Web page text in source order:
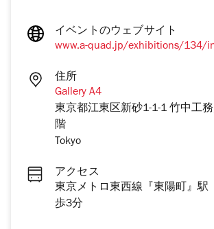
イベントのウェブサイト
www.a-quad.jp/exhibitions/134/
住所
Gallery A4
東京都江東区新砂1-1-1 竹中工
階
Tokyo
アクセス
東京メトロ東西線『東陽町』駅
歩3分